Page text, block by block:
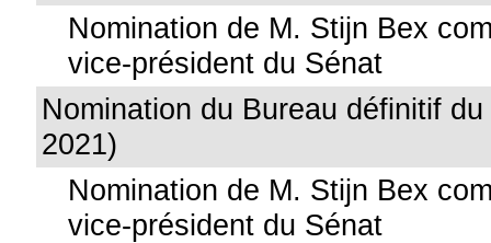
Nomination de M. Stijn Bex
vice-président du Sénat
Nomination du Bureau définitif
2021)
Nomination de M. Stijn Bex
vice-président du Sénat